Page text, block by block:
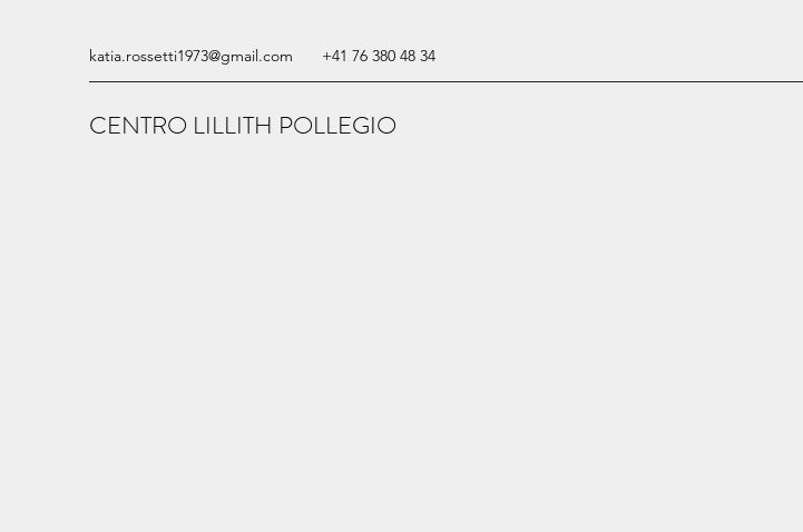
katia.rossetti1973@gmail.com +41 76 380 48 34
CENTRO LILLITH POLLEGIO